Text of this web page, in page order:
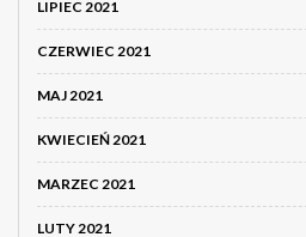
LIPIEC 2021
CZERWIEC 2021
MAJ 2021
KWIECIEŃ 2021
MARZEC 2021
LUTY 2021